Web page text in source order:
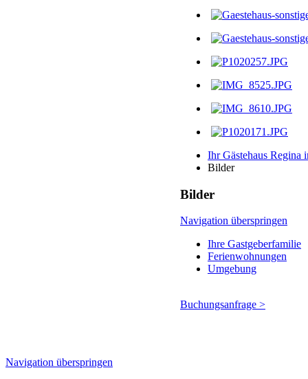
Ihr Gästehaus Regina
Bilder
Bilder
Navigation überspringen
Ihre Gastgeberfamilie
Ferienwohnungen
Umgebung
Buchungsanfrage >
Navigation überspringen